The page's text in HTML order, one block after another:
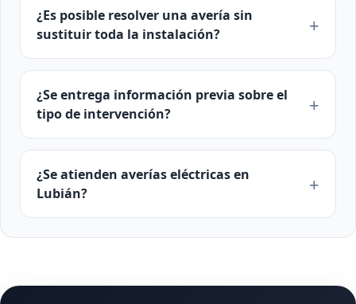
¿Es posible resolver una avería sin
sustituir toda la instalación?
¿Se entrega información previa sobre el
tipo de intervención?
¿Se atienden averías eléctricas en
Lubián?